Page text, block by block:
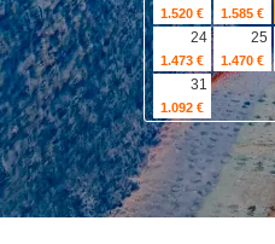
1.520 € 1.585 €
24
1.473 €
25
1.470 €
31
1.092 €